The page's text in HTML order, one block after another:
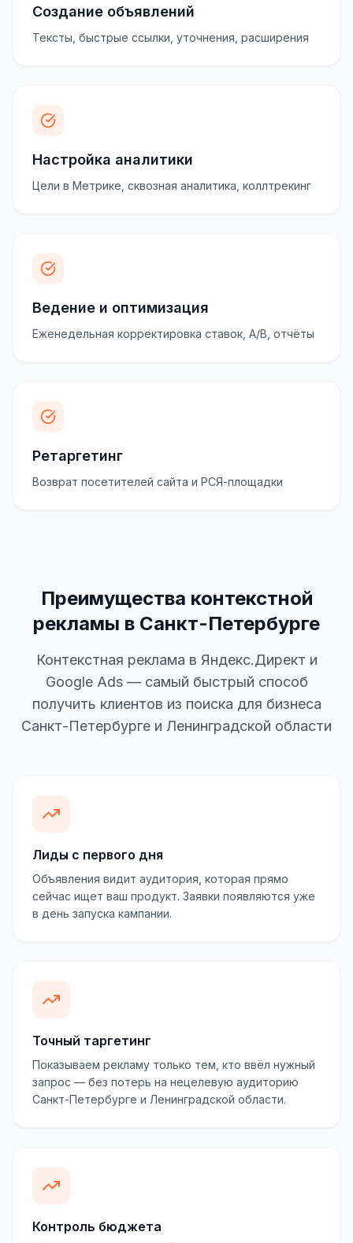
Создание объявлений
Тексты, быстрые ссылки, уточнения, расширения
Настройка аналитики
Цели в Метрике, сквозная аналитика, коллтрекинг
Ведение и оптимизация
Еженедельная корректировка ставок, A/B, отчёты
Ретаргетинг
Возврат посетителей сайта и РСЯ-площадки
Преимущества контекстной
рекламы в Санкт-Петербурге
Контекстная реклама в Яндекс.Директ и
Google Ads — самый быстрый способ
получить клиентов из поиска для бизнеса
Санкт-Петербурге и Ленинградской области
Лиды с первого дня
Объявления видит аудитория, которая прямо
сейчас ищет ваш продукт. Заявки появляются уже
в день запуска кампании.
Точный таргетинг
Показываем рекламу только тем, кто ввёл нужный
запрос — без потерь на нецелевую аудиторию
Санкт-Петербурге и Ленинградской области.
Контроль бюджета